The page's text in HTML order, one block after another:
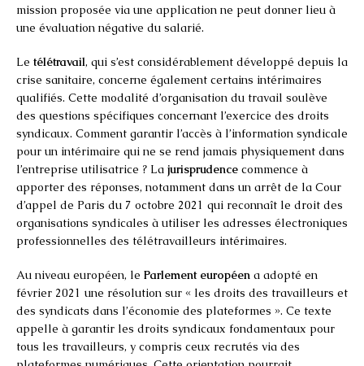
mission proposée via une application ne peut donner lieu à
une évaluation négative du salarié.
Le télétravail, qui s’est considérablement développé depuis la
crise sanitaire, concerne également certains intérimaires
qualifiés. Cette modalité d’organisation du travail soulève
des questions spécifiques concernant l’exercice des droits
syndicaux. Comment garantir l’accès à l’information syndicale
pour un intérimaire qui ne se rend jamais physiquement dans
l’entreprise utilisatrice ? La jurisprudence commence à
apporter des réponses, notamment dans un arrêt de la Cour
d’appel de Paris du 7 octobre 2021 qui reconnaît le droit des
organisations syndicales à utiliser les adresses électroniques
professionnelles des télétravailleurs intérimaires.
Au niveau européen, le Parlement européen a adopté en
février 2021 une résolution sur « les droits des travailleurs et
des syndicats dans l’économie des plateformes ». Ce texte
appelle à garantir les droits syndicaux fondamentaux pour
tous les travailleurs, y compris ceux recrutés via des